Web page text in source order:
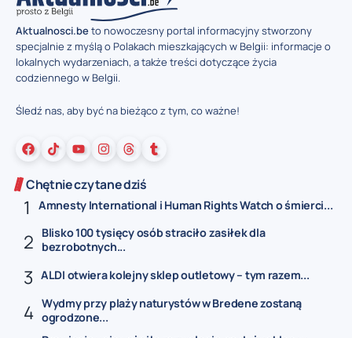
Aktualnosci.beto nowoczesny portal informacyjny stworzony
specjalnie z myślą o Polakach mieszkających w Belgii: informacje o
lokalnych wydarzeniach, a także treści dotyczące życia
codziennego w Belgii.
Śledź nas, aby być na bieżąco z tym, co ważne!
Chętnie czytane dziś
Amnesty International i Human Rights Watch o śmierci...
Blisko 100 tysięcy osób straciło zasiłek dla
bezrobotnych...
ALDI otwiera kolejny sklep outletowy – tym razem...
Wydmy przy plaży naturystów w Bredene zostaną
ogrodzone...